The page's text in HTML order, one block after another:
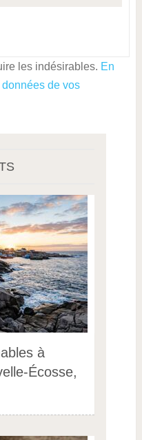
les indésirables. En
de vos
à
Écosse,